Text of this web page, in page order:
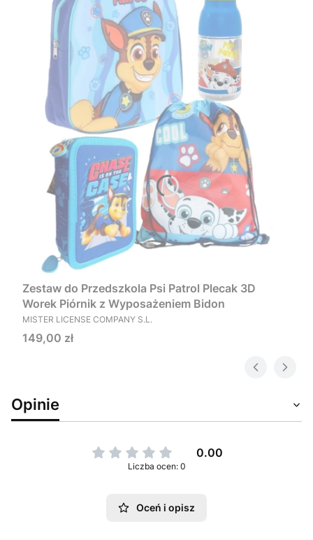
Zestaw do Przedszkola Psi Patrol Plecak 3D
Worek Piórnik z Wyposażeniem Bidon
PRODUCENT
MISTER LICENSE COMPANY S.L.
Cena
149,00 zł
Opinie
0.00
Liczba ocen: 0
Oceń i opisz